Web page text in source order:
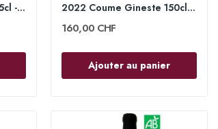
2022 Coume Gineste 75cl - Domaine Gauby 2022 Coume Gineste 150cl - Domaine Gauby
160,00 CHF
Ajouter au panier